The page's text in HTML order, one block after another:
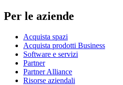
Per le aziende
Acquista spazi
Acquista prodotti Business
Software e servizi
Partner
Partner Alliance
Risorse aziendali